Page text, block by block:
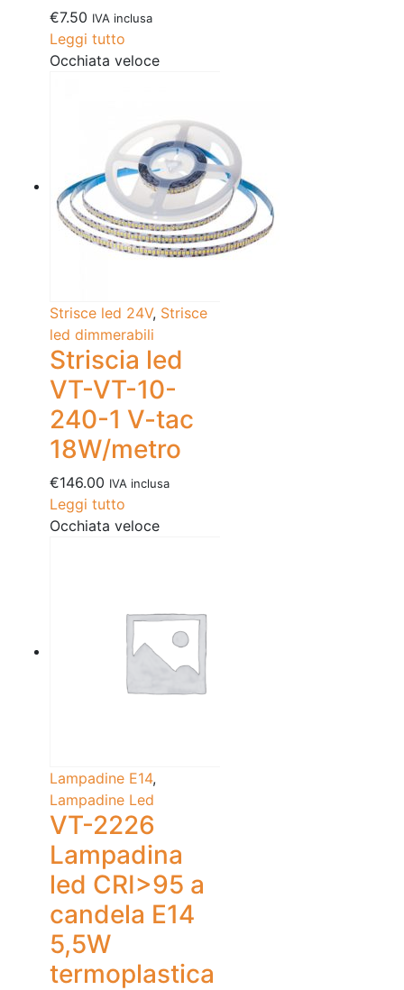
€7.50 IVA inclusa
Leggi tutto
Occhiata veloce
Strisce led 24V, Strisce
led dimmerabili
Striscia led
VT-VT-10-
240-1 V-tac
18W/metro
€146.00 IVA inclusa
Leggi tutto
Occhiata veloce
Lampadine E14,
Lampadine Led
VT-2226
Lampadina
led CRI>95 a
candela E14
5,5W
termoplastica